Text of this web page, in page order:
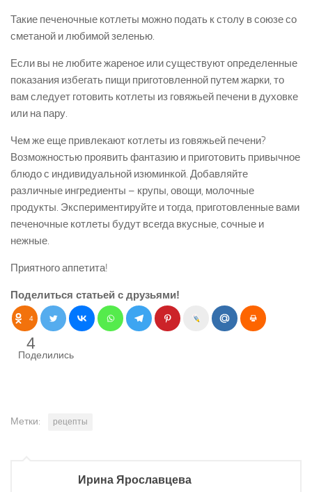
Такие печеночные котлеты можно подать к столу в союзе со
сметаной и любимой зеленью.
Если вы не любите жареное или существуют определенные
показания избегать пищи приготовленной путем жарки, то
вам следует готовить котлеты из говяжьей печени в духовке
или на пару.
Чем же еще привлекают котлеты из говяжьей печени?
Возможностью проявить фантазию и приготовить привычное
блюдо с индивидуальной изюминкой. Добавляйте
различные ингредиенты – крупы, овощи, молочные
продукты. Экспериментируйте и тогда, приготовленные вами
печеночные котлеты будут всегда вкусные, сочные и
нежные.
Приятного аппетита!
Поделиться статьей с друзьями!
4
4
Поделились
Метки: рецепты
Ирина Ярославцева